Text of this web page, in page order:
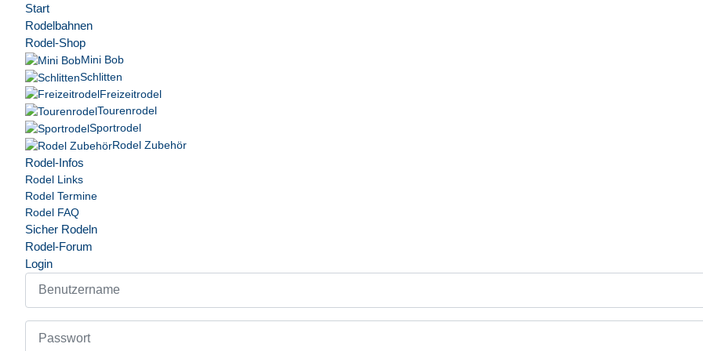
Start
Rodelbahnen
Rodel-Shop
Mini Bob
Schlitten
Freizeitrodel
Tourenrodel
Sportrodel
Rodel Zubehör
Rodel-Infos
Rodel Links
Rodel Termine
Rodel FAQ
Sicher Rodeln
Rodel-Forum
Login